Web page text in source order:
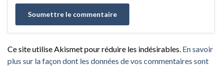
Ce site utilise Akismet pour réduire les indésirables. En savoir
plus sur la façon dont les données de vos commentaires sont